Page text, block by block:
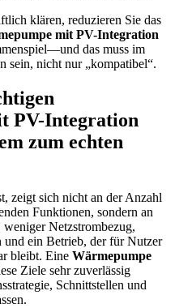
klären, reduzieren Sie das
mit PV-Integration
das muss im
sein, nicht nur „kompatibel“.
PV-Integration
zum echten
zeigt sich nicht an der Anzahl
Funktionen, sondern an
weniger Netzstrombezug,
und ein Betrieb, der für Nutzer
bleibt. Eine Wärmepumpe
Ziele sehr zuverlässig
Schnittstellen und